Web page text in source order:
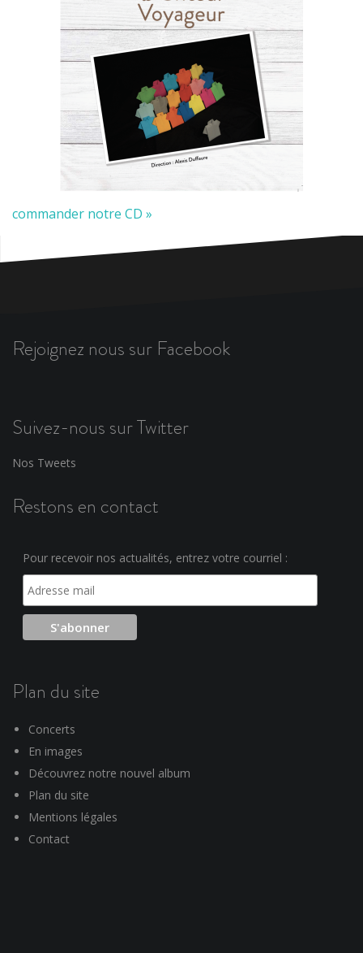
commander notre CD »
Rejoignez nous sur Facebook
Suivez-nous sur Twitter
Nos Tweets
Restons en contact
Pour recevoir nos actualités, entrez votre courriel :
Plan du site
Concerts
En images
Découvrez notre nouvel album
Plan du site
Mentions légales
Contact